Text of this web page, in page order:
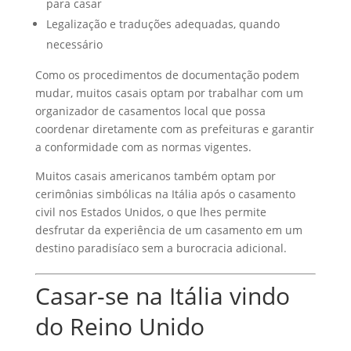
para casar
Legalização e traduções adequadas, quando
necessário
Como os procedimentos de documentação podem
mudar, muitos casais optam por trabalhar com um
organizador de casamentos local que possa
coordenar diretamente com as prefeituras e garantir
a conformidade com as normas vigentes.
Muitos casais americanos também optam por
cerimônias simbólicas na Itália após o casamento
civil nos Estados Unidos, o que lhes permite
desfrutar da experiência de um casamento em um
destino paradisíaco sem a burocracia adicional.
Casar-se na Itália vindo
do Reino Unido